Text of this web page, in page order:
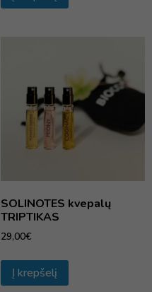
SOLINOTES kvepalų
TRIPTIKAS
29,00€
Į krepšelį